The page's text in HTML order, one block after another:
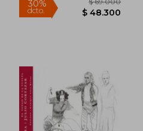
40%
dcto.
$ 163.000
$ 97.800